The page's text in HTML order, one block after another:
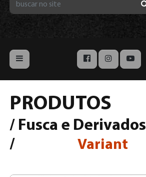
PRODUTOS
/ Fusca e Derivados
/
Variant